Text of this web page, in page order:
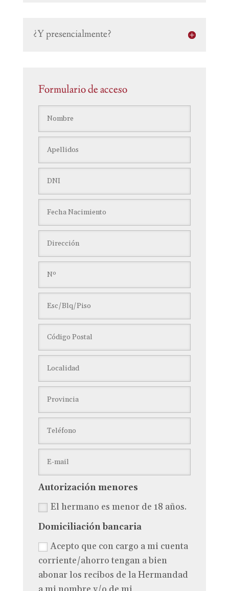
¿Y presencialmente?
Formulario de acceso
Autorización menores
El hermano es menor de 18 años.
Domiciliación bancaria
Acepto que con cargo a mi cuenta
corriente/ahorro tengan a bien
abonar los recibos de la Hermandad